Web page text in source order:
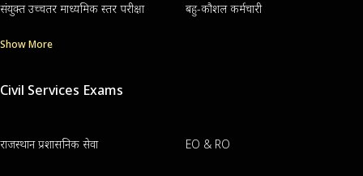
संयुक्त उच्चतर माध्यमिक स्तर परीक्षा बहु-कौशल कर्मचारी
Show More
Civil Services Exams
राजस्थान प्रशासनिक सेवा EO & RO